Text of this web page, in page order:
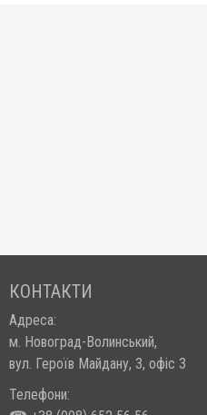
КОНТАКТИ
Адреса:
м. Новоград-Волинський,
вул. Героїв Майдану, 3, офіс 3
Телефони: